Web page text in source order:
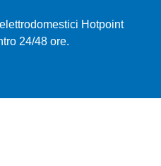
Hotpoint
24/48 ore.